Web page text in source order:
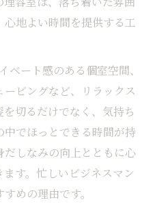
地よい時間を提供する工
ート感のある個室空間、
ビングなど、リラックス
切るだけでなく、気持ち
でほっとできる時間が持
しなみの向上とともに心
す。忙しいビジネスマン
めの理由です。